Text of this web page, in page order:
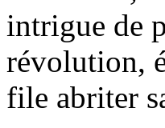
intrigue de
révolution,
file abriter